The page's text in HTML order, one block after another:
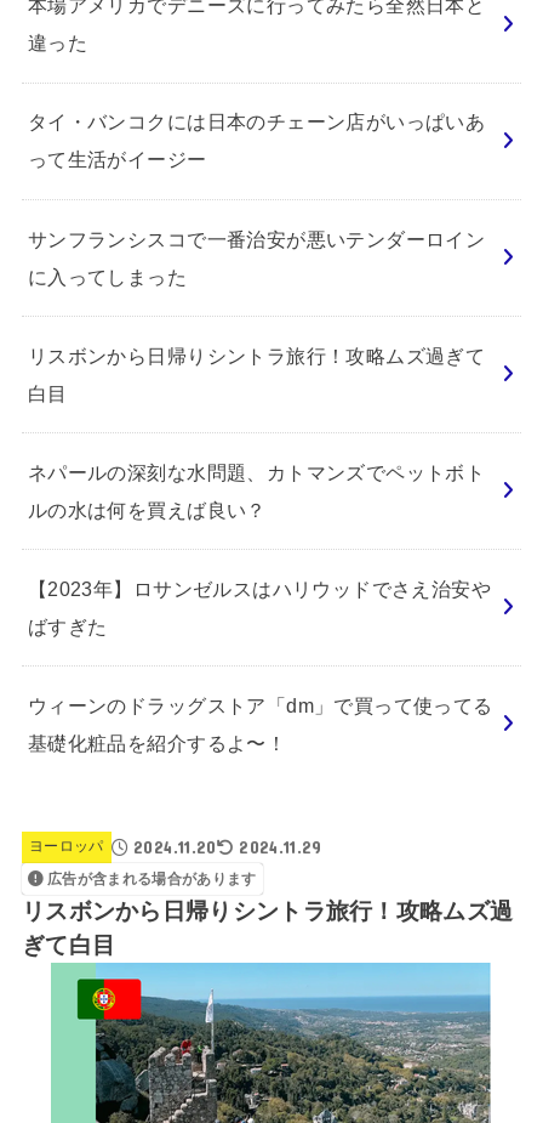
本場アメリカでデニーズに行ってみたら全然日本と
違った
タイ・バンコクには日本のチェーン店がいっぱいあ
って生活がイージー
サンフランシスコで一番治安が悪いテンダーロイン
に入ってしまった
リスボンから日帰りシントラ旅行！攻略ムズ過ぎて
白目
ネパールの深刻な水問題、カトマンズでペットボト
ルの水は何を買えば良い？
【2023年】ロサンゼルスはハリウッドでさえ治安や
ばすぎた
ウィーンのドラッグストア「dm」で買って使ってる
基礎化粧品を紹介するよ〜！
ヨーロッパ 2024.11.20 2024.11.29
広告が含まれる場合があります
リスボンから日帰りシントラ旅行！攻略ムズ過
ぎて白目